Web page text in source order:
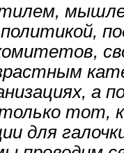
а
тот,
для